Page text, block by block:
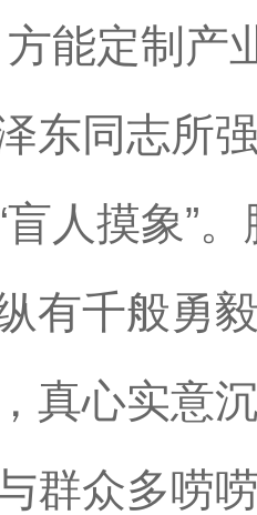
方能定制产
东同志所
盲人摸象”
有千般勇
真心实意
群众多唠